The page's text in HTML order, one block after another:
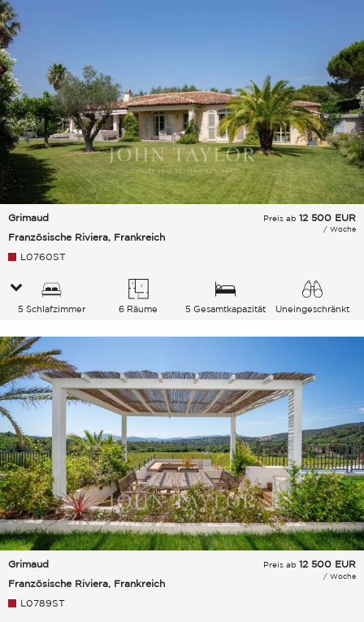
Grimaud
Französische Riviera, Frankreich
Preis ab 12 500 EUR
/ Woche
L0760ST
5 Schlafzimmer 6 Räume 5 Gesamtkapazität
Uneingeschränkt
Grimaud
Französische Riviera, Frankreich
Preis ab 12 500 EUR
/ Woche
L0789ST